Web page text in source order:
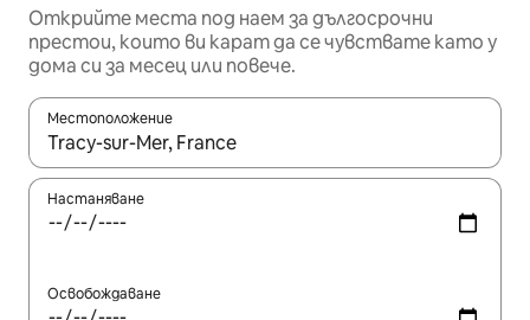
Открийте места под наем за дългосрочни
престои, които ви карат да се чувствате като у
дома си за месец или повече.
Местоположение
Когато резултатите се покажат, използвайте
Настаняване
Освобождаване